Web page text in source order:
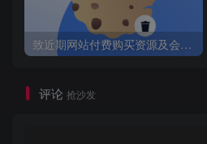
致近期网站付费购买资源及会员用户后，网页显示依然没有购买解决方法！
评论 抢沙发